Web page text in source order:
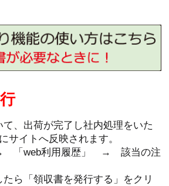
、出荷が完了し社内処理をいた
サイトへ反映されます。
「web利用履歴」 → 該当の注
ら「領収書を発行する」をクリ